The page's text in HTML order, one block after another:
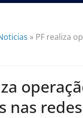
» PF realiza
nas